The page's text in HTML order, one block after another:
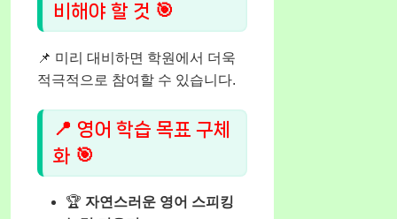
비해야 할 것 🎯
📌 미리 대비하면 학원에서 더욱
적극적으로 참여할 수 있습니다.
📍 영어 학습 목표 구체
화 🎯
🏆 자연스러운 영어 스피킹